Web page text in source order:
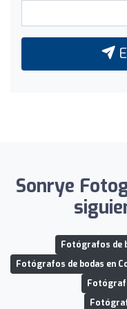
Sonrye
Fotógrafos de
Fotógrafos de bodas en